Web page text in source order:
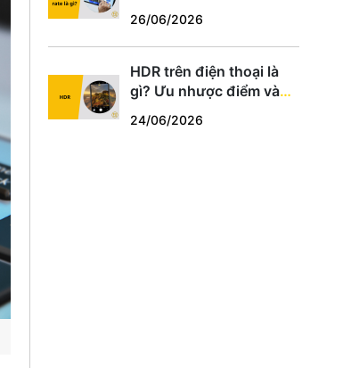
thủ PC, PS5, Xbox
26/06/2026
HDR trên điện thoại là
gì? Ưu nhược điểm và
24/06/2026